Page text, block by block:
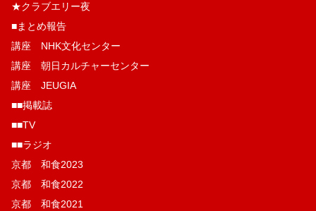
★クラブエリー夜
■まとめ報告
講座 NHK文化センター
講座 朝日カルチャーセンター
講座 JEUGIA
■■掲載誌
■■TV
■■ラジオ
京都 和食2023
京都 和食2022
京都 和食2021